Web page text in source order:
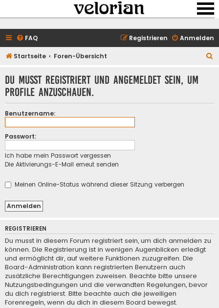
FAQ Anmelden
Registrieren
Startseite Foren-Übersicht
Du musst registriert und angemeldet sein, um
Profile anzuschauen.
Benutzername:
Passwort:
Ich habe mein Passwort vergessen
Die Aktivierungs-E-Mail erneut senden
Meinen Online-Status während dieser Sitzung verbergen
REGISTRIEREN
Du musst in diesem Forum registriert sein, um dich anmelden zu
können. Die Registrierung ist in wenigen Augenblicken erledigt
und ermöglicht dir, auf weitere Funktionen zuzugreifen. Die
Board-Administration kann registrierten Benutzern auch
zusätzliche Berechtigungen zuweisen. Beachte bitte unsere
Nutzungsbedingungen und die verwandten Regelungen, bevor
du dich registrierst. Bitte beachte auch die jeweiligen
Forenregeln, wenn du dich in diesem Board bewegst.